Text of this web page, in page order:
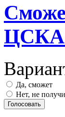
Да, сможет
Нет, не